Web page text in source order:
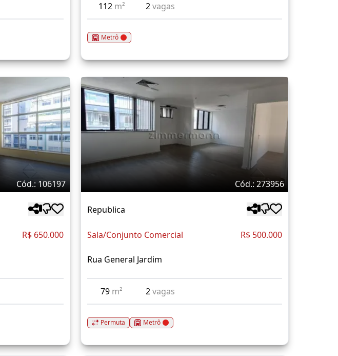
112 m² 2vagas
Metrô
Cód.: 106197
R$ 650.000
Cód.: 273956
Republica
Sala/Conjunto Comercial R$ 500.000
Rua General Jardim
79 m² 2vagas
Permuta Metrô